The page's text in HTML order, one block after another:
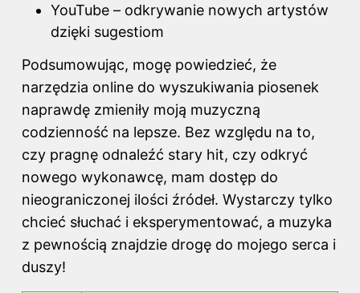
YouTube – odkrywanie nowych artystów
dzięki sugestiom
Podsumowując, mogę powiedzieć, że
narzędzia online do wyszukiwania piosenek
naprawdę zmieniły moją muzyczną
codzienność na lepsze. Bez względu na to,
czy pragnę odnaleźć stary hit, czy odkryć
nowego wykonawcę, mam dostęp do
nieograniczonej ilości źródeł. Wystarczy tylko
chcieć słuchać i eksperymentować, a muzyka
z pewnością znajdzie drogę do mojego serca i
duszy!